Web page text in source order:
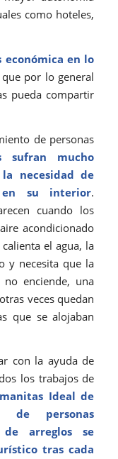
como hoteles,
en lo
por lo general
pueda compartir
de personas
mucho
necesidad de
en su interior.
cuando los
acondicionado
el agua, la
y necesita que la
enciende, una
veces quedan
que se alojaban
con la ayuda de
los trabajos de
Ideal de
de personas
arreglos se
tras cada